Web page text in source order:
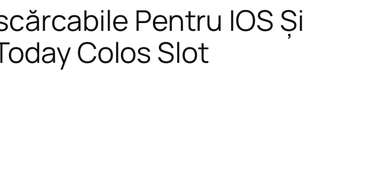
Pentru IOS Și
Colos Slot